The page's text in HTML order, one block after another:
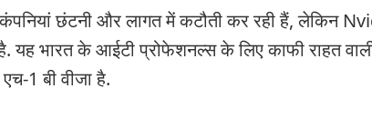
छंटनी और लागत में कटौती कर रही हैं, लेकिन
है. यह भारत के आईटी प्रोफेशनल्स के लिए काफी राहत
1 बी वीजा है.